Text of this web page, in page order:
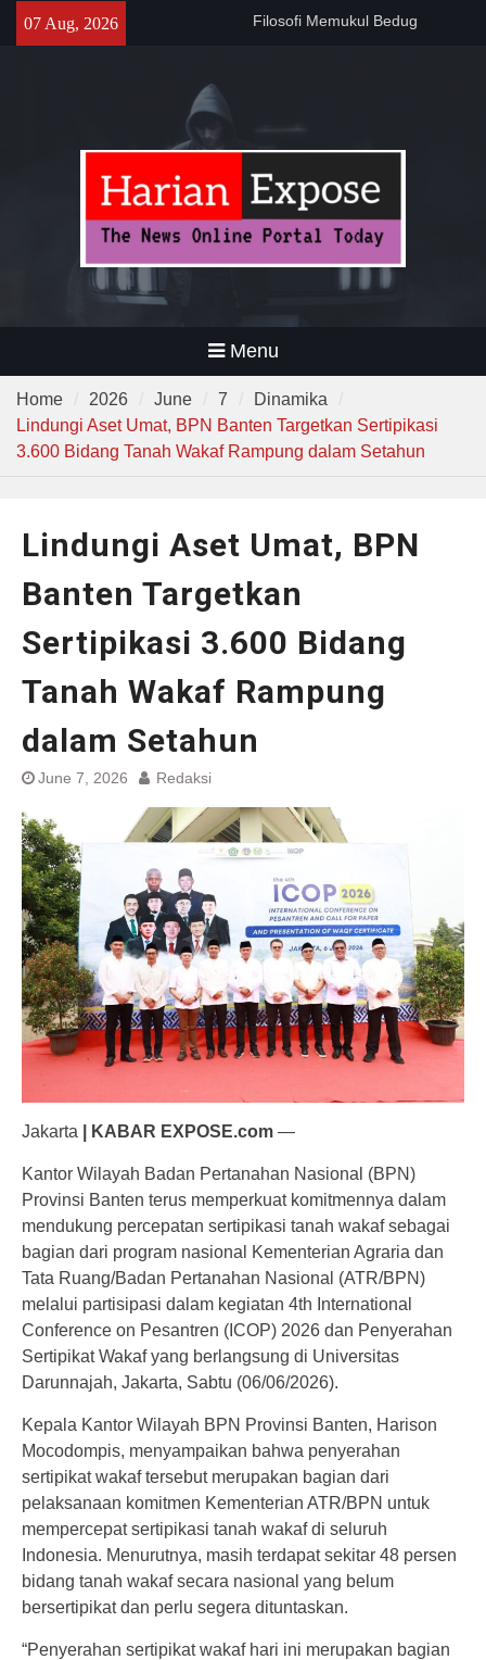
07 Aug, 2026
141 Tahun Stasiun Slawi : “Dari
Narkoba di Sekolah Kebayoran
Lama, DPR Minta Diusut
Tuntas
Filosofi Memukul Bedug
Sebelum Sholat Jum’at
Menu
Home 2026 June 7
Dinamika
Lindungi Aset Umat, BPN Banten Targetkan Sertipikasi
3.600 Bidang Tanah Wakaf Rampung dalam Setahun
Lindungi Aset Umat, BPN
Banten Targetkan
Sertipikasi 3.600 Bidang
Tanah Wakaf Rampung
dalam Setahun
June 7, 2026 Redaksi
Jakarta | KABAR EXPOSE.com —
Kantor Wilayah Badan Pertanahan Nasional (BPN)
Provinsi Banten terus memperkuat komitmennya dalam
mendukung percepatan sertipikasi tanah wakaf sebagai
bagian dari program nasional Kementerian Agraria dan
Tata Ruang/Badan Pertanahan Nasional (ATR/BPN)
melalui partisipasi dalam kegiatan 4th International
Conference on Pesantren (ICOP) 2026 dan Penyerahan
Sertipikat Wakaf yang berlangsung di Universitas
Darunnajah, Jakarta, Sabtu (06/06/2026).
Kepala Kantor Wilayah BPN Provinsi Banten, Harison
Mocodompis, menyampaikan bahwa penyerahan
sertipikat wakaf tersebut merupakan bagian dari
pelaksanaan komitmen Kementerian ATR/BPN untuk
mempercepat sertipikasi tanah wakaf di seluruh
Indonesia. Menurutnya, masih terdapat sekitar 48 persen
bidang tanah wakaf secara nasional yang belum
bersertipikat dan perlu segera dituntaskan.
“Penyerahan sertipikat wakaf hari ini merupakan bagian